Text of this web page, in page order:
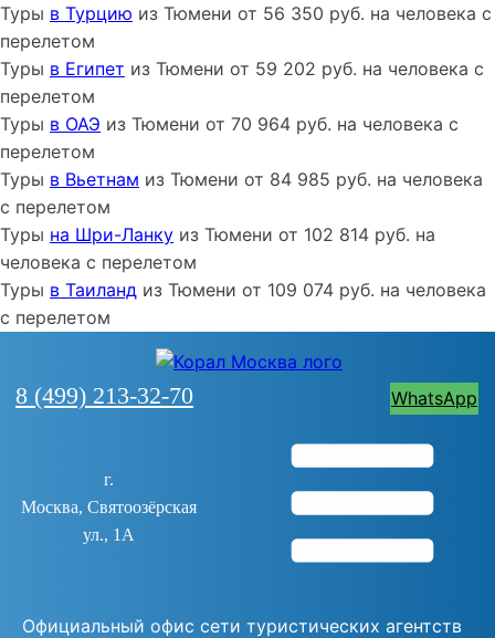
Туры в Турцию из Тюмени от 56 350 руб. на человека с
перелетом
Туры в Египет из Тюмени от 59 202 руб. на человека с
перелетом
Туры в ОАЭ из Тюмени от 70 964 руб. на человека с
перелетом
Туры в Вьетнам из Тюмени от 84 985 руб. на человека
с перелетом
Туры на Шри-Ланку из Тюмени от 102 814 руб. на
человека с перелетом
Туры в Таиланд из Тюмени от 109 074 руб. на человека
с перелетом
8 (499) 213-32-70 WhatsApp
г.
Москва, Святоозёрская
ул., 1А
Официальный офис сети туристических агентств